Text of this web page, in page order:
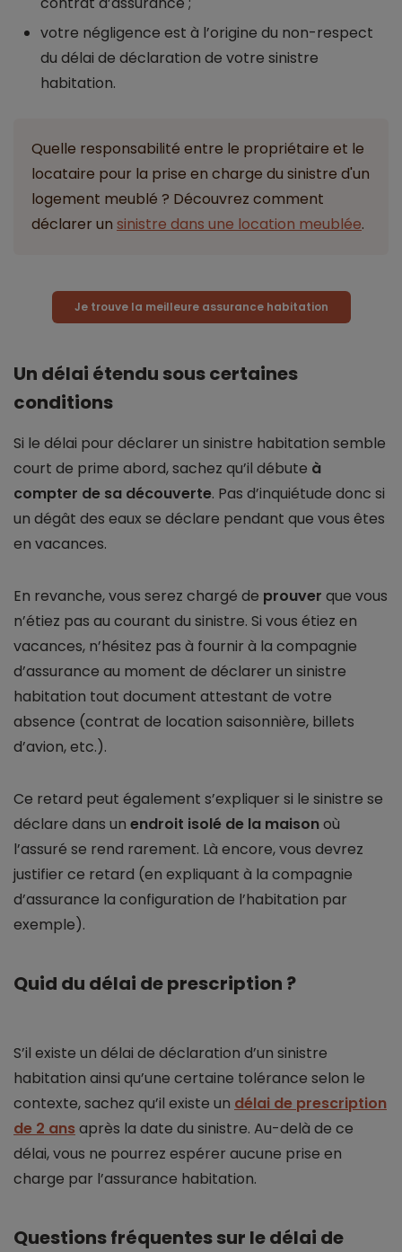
votre négligence est à l’origine du non-respect
du délai de déclaration de votre sinistre
habitation.
Quelle responsabilité entre le propriétaire et le
locataire pour la prise en charge du sinistre d'un
logement meublé ? Découvrez comment
déclarer un sinistre dans une location meublée.
Je trouve la meilleure assurance habitation
Un délai étendu sous certaines
conditions
Si le délai pour déclarer un sinistre habitation semble
court de prime abord, sachez qu’il débute à
compter de sa découverte. Pas d’inquiétude donc si
un dégât des eaux se déclare pendant que vous êtes
en vacances.
En revanche, vous serez chargé de prouver que vous
n’étiez pas au courant du sinistre. Si vous étiez en
vacances, n’hésitez pas à fournir à la compagnie
d’assurance au moment de déclarer un sinistre
habitation tout document attestant de votre
absence (contrat de location saisonnière, billets
d’avion, etc.).
Ce retard peut également s’expliquer si le sinistre se
déclare dans un endroit isolé de la maisonoù
l’assuré se rend rarement. Là encore, vous devrez
justifier ce retard (en expliquant à la compagnie
d’assurance la configuration de l’habitation par
exemple).
Quid du délai de prescription ?
S’il existe un délai de déclaration d’un sinistre
habitation ainsi qu’une certaine tolérance selon le
contexte, sachez qu’il existe un délai de prescription
de 2 ansaprès la date du sinistre. Au-delà de ce
délai, vous ne pourrez espérer aucune prise en
charge par l’assurance habitation.
Questions fréquentes sur le délai de